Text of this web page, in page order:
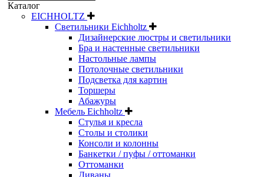
Каталог
EICHHOLTZ
Светильники Eichholtz
Дизайнерские люстры и светильники
Бра и настенные светильники
Настольные лампы
Потолочные светильники
Подсветка для картин
Торшеры
Абажуры
Мебель Eichholtz
Стулья и кресла
Столы и столики
Консоли и колонны
Банкетки / пуфы / оттоманки
Оттоманки
Диваны